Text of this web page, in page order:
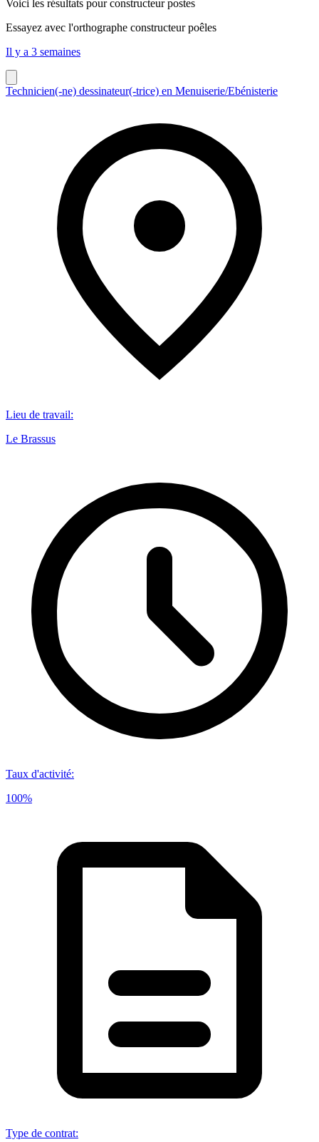
Voici les résultats pour constructeur postes
Essayez avec l'orthographe constructeur poêles
Il y a 3 semaines
Technicien(-ne) dessinateur(-trice) en Menuiserie/Ebénisterie
Lieu de travail:
Le Brassus
Taux d'activité:
100%
Type de contrat: